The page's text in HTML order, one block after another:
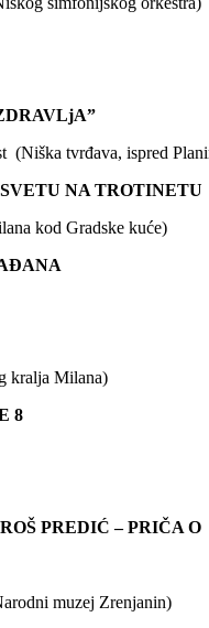
tvrđava, ispred
SVETU NA TROTINETU
kod Gradske kuće)
kralja Milana)
8
PREDIĆ – PRIČA O
muzej Zrenjanin)